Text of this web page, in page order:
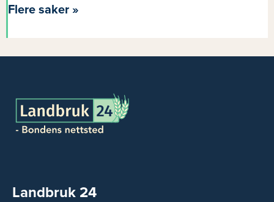
Flere saker »
Landbruk 24